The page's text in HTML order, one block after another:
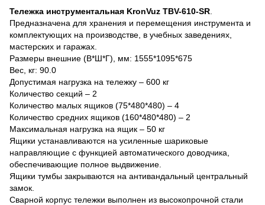
Тележка инструментальная KronVuz TBV-610-SR
Предназначена для хранения и перемещения инструмента и
комплектующих на производстве, в учебных заведениях,
мастерских и гаражах.
Размеры внешние (В*Ш*Г), мм: 1555*1095*675
Вес, кг: 90.0
Допустимая нагрузка на тележку – 600 кг
Количество секций – 2
Количество малых ящиков (75*480*480) – 4
Количество средних ящиков (160*480*480) – 2
Максимальная нагрузка на ящик – 50 кг
Ящики устанавливаются на усиленные шариковые
направляющие с функцией автоматического доводчика,
обеспечивающие полное выдвижение.
Ящики тумбы закрываются на антивандальный центральный
замок.
Сварной корпус тележки выполнен из высокопрочной стали